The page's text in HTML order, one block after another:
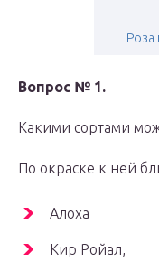
Роза
Вопрос № 1.
Какими сортами
По окраске к ней
Алоха
Кир Ройал,